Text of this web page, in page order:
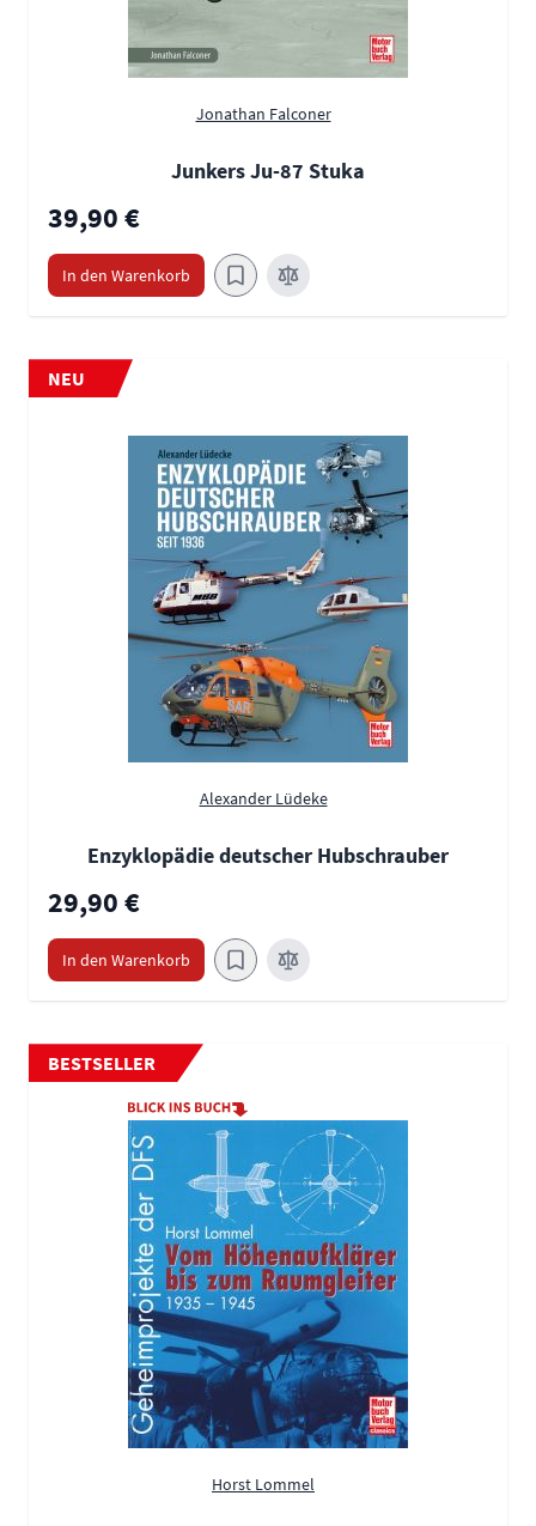
Jonathan Falconer
Junkers Ju-87 Stuka
39,90 €
In den Warenkorb
NEU
Alexander Lüdeke
Enzyklopädie deutscher Hubschrauber
29,90 €
In den Warenkorb
BESTSELLER
Horst Lommel